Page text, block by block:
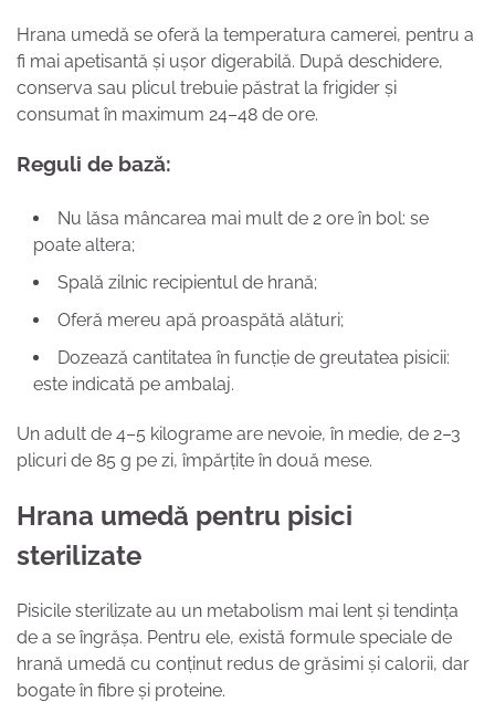
Hrana umedă se oferă la temperatura camerei, pentru a
fi mai apetisantă și ușor digerabilă. După deschidere,
conserva sau plicul trebuie păstrat la frigider și
consumat în maximum 24–48 de ore.
Reguli de bază:
Nu lăsa mâncarea mai mult de 2 ore în bol: se
poate altera;
Spală zilnic recipientul de hrană;
Oferă mereu apă proaspătă alături;
Dozează cantitatea în funcție de greutatea pisicii:
este indicată pe ambalaj.
Un adult de 4–5 kilograme are nevoie, în medie, de 2–3
plicuri de 85 g pe zi, împărțite în două mese.
Hrana umedă pentru pisici
sterilizate
Pisicile sterilizate au un metabolism mai lent și tendința
de a se îngrășa. Pentru ele, există formule speciale de
hrană umedă cu conținut redus de grăsimi și calorii, dar
bogate în fibre și proteine.